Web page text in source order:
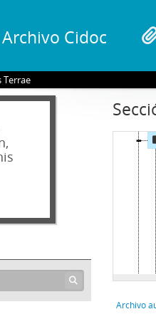
Archivo Cidoc
Terrae
Archivo